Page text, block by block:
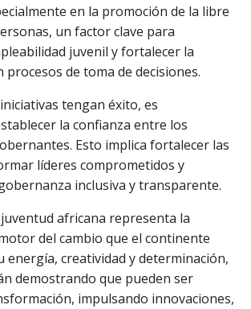
en la promoción de la libre
un factor clave para
juvenil y fortalecer la
procesos de toma de decisiones.
tengan éxito, es
la confianza entre los
Esto implica fortalecer las
líderes comprometidos y
inclusiva y transparente.
africana representa la
del cambio que el continente
energía, creatividad y determinación,
demostrando que pueden ser
impulsando innovaciones,